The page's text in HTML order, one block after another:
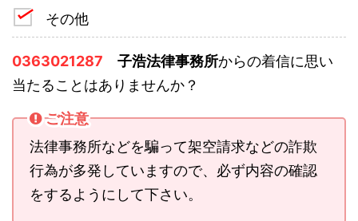
その他
0363021287 子浩法律事務所からの着信に思い
当たることはありませんか？
ご注意
法律事務所などを騙って架空請求などの詐欺
行為が多発していますので、必ず内容の確認
をするようにして下さい。